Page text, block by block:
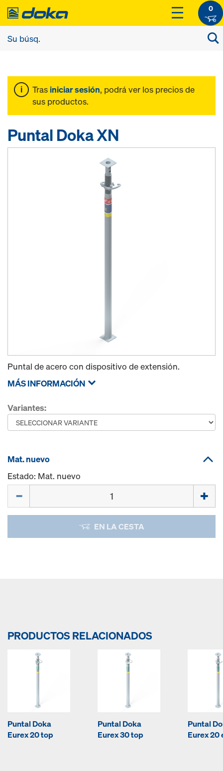
0
Tras iniciar sesión, podrá ver los precios de
sus productos.
Puntal Doka XN
Puntal de acero con dispositivo de extensión.
MÁS INFORMACIÓN
Variantes:
Mat. nuevo
Estado: Mat. nuevo
EN LA CESTA
PRODUCTOS RELACIONADOS
Puntal Doka
Eurex 20 top
Puntal Doka
Eurex 30 top
Puntal
Eurex 20